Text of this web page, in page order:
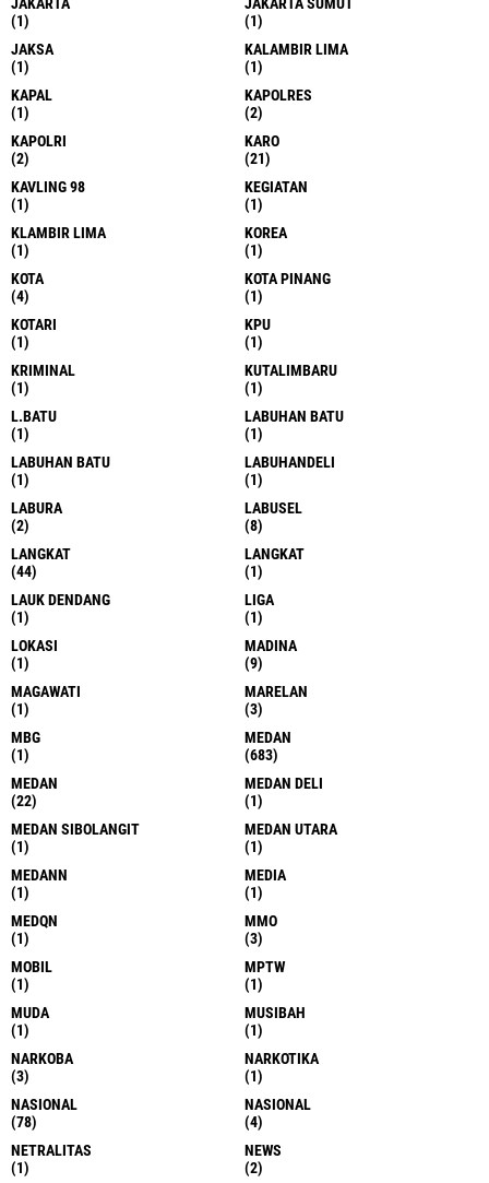
(1)
(1)
JAKSA
(1)
KALAMBIR LIMA
(1)
KAPAL
(1)
KAPOLRES
(2)
KAPOLRI
(2)
KARO
(21)
KAVLING 98
(1)
KEGIATAN
(1)
KLAMBIR LIMA
(1)
KOREA
(1)
KOTA
(4)
KOTA PINANG
(1)
KOTARI
(1)
KPU
(1)
KRIMINAL
(1)
KUTALIMBARU
(1)
L.BATU
(1)
LABUHAN BATU
(1)
LABUHAN BATU
(1)
LABUHANDELI
(1)
LABURA
(2)
LABUSEL
(8)
LANGKAT
(44)
LANGKAT
(1)
LAUK DENDANG
(1)
LIGA
(1)
LOKASI
(1)
MADINA
(9)
MAGAWATI
(1)
MARELAN
(3)
MBG
(1)
MEDAN
(683)
MEDAN
(22)
MEDAN DELI
(1)
MEDAN SIBOLANGIT
(1)
MEDAN UTARA
(1)
MEDANN
(1)
MEDIA
(1)
MEDQN
(1)
MMO
(3)
MOBIL
(1)
MPTW
(1)
MUDA
(1)
MUSIBAH
(1)
NARKOBA
(3)
NARKOTIKA
(1)
NASIONAL
(78)
NASIONAL
(4)
NETRALITAS
(1)
NEWS
(2)